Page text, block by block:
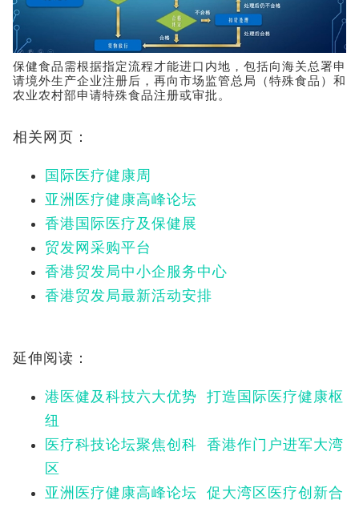
保健食品需根据指定流程才能进口内地，包括向海关总署申
请境外生产企业注册后，再向市场监管总局（特殊食品）和
农业农村部申请特殊食品注册或审批。
相关网页：
国际医疗健康周
亚洲医疗健康高峰论坛
香港国际医疗及保健展
贸发网采购平台
香港贸发局中小企服务中心
香港贸发局最新活动安排
延伸阅读：
港医健及科技六大优势 打造国际医疗健康枢
纽
医疗科技论坛聚焦创科 香港作门户进军大湾
区
亚洲医疗健康高峰论坛 促大湾区医疗创新合